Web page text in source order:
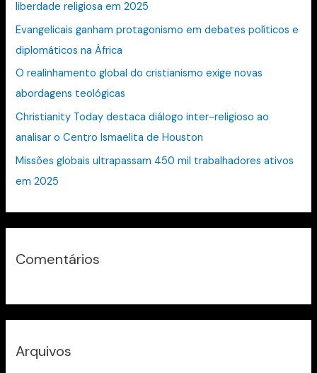
a
r
p
o
r
:
liberdade religiosa em 2025
Evangelicais ganham protagonismo em debates políticos e
diplomáticos na África
O realinhamento global do cristianismo exige novas
abordagens teológicas
Christianity Today destaca diálogo inter-religioso ao
analisar o Centro Ismaelita de Houston
Missões globais ultrapassam 450 mil trabalhadores ativos
em 2025
Comentários
Arquivos